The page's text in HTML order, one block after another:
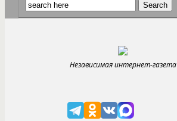
Независимая интернет-газета